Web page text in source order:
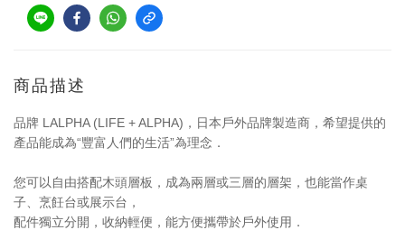
商品描述
品牌 LALPHA (LIFE + ALPHA)， 日本戶外品牌製造商， 希望提供的
產品能成為“豐富人們的生活”為理念．
您可以自由搭配木頭層板，成為兩層或三層的層架，也能當作桌
子、烹飪台或展示台 ，
配件獨立分開，收納輕便，能方便攜帶於戶外使用．